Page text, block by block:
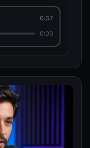
0:37
0:00